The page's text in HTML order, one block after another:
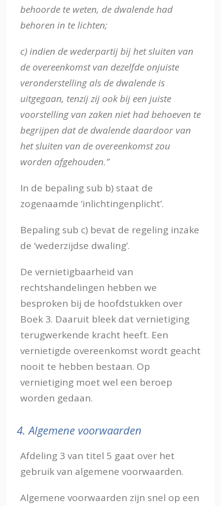
behoorde te weten, de dwalende had
behoren in te lichten;
c) indien de wederpartij bij het sluiten van
de overeenkomst van dezelfde onjuiste
veronderstelling als de dwalende is
uitgegaan, tenzij zij ook bij een juiste
voorstelling van zaken niet had behoeven te
begrijpen dat de dwalende daardoor van
het sluiten van de overeenkomst zou
worden afgehouden.”
In de bepaling sub b) staat de
zogenaamde ‘inlichtingenplicht’.
Bepaling sub c) bevat de regeling inzake
de ‘wederzijdse dwaling’.
De vernietigbaarheid van
rechtshandelingen hebben we
besproken bij de hoofdstukken over
Boek 3. Daaruit bleek dat vernietiging
terugwerkende kracht heeft. Een
vernietigde overeenkomst wordt geacht
nooit te hebben bestaan. Op
vernietiging moet wel een beroep
worden gedaan.
4.Algemene voorwaarden
Afdeling 3 van titel 5 gaat over het
gebruik van algemene voorwaarden.
Algemene voorwaarden zijn snel op een